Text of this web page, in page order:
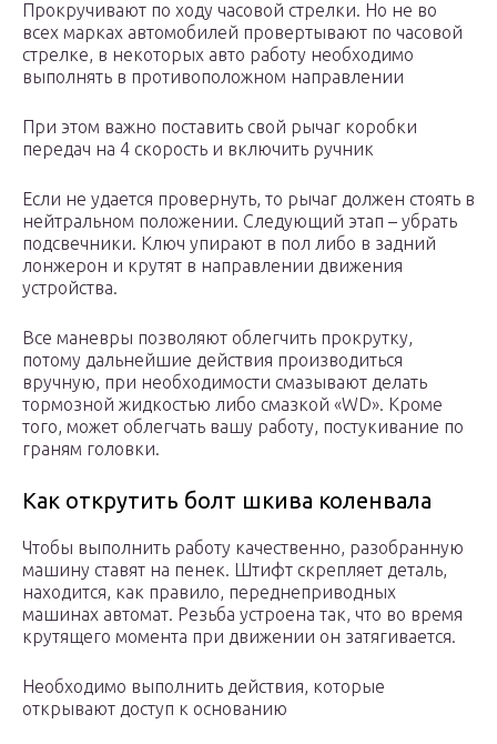
Прокручивают по ходу часовой стрелки. Но не во
всех марках автомобилей провертывают по часовой
стрелке, в некоторых авто работу необходимо
выполнять в противоположном направлении
При этом важно поставить свой рычаг коробки
передач на 4 скорость и включить ручник
Если не удается провернуть, то рычаг должен стоять в
нейтральном положении. Следующий этап – убрать
подсвечники. Ключ упирают в пол либо в задний
лонжерон и крутят в направлении движения
устройства.
Все маневры позволяют облегчить прокрутку,
потому дальнейшие действия производиться
вручную, при необходимости смазывают делать
тормозной жидкостью либо смазкой «WD». Кроме
того, может облегчать вашу работу, постукивание по
граням головки.
Как открутить болт шкива коленвала
Чтобы выполнить работу качественно, разобранную
машину ставят на пенек. Штифт скрепляет деталь,
находится, как правило, переднеприводных
машинах автомат. Резьба устроена так, что во время
крутящего момента при движении он затягивается.
Необходимо выполнить действия, которые
открывают доступ к основанию